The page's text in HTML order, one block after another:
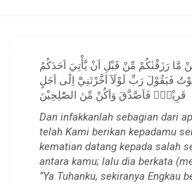
مَّا رَزَقْنٰكُمْ مِّنْ قَبْلِ اَنْ يَّأْتِيَ اَحَدَكُمُ
فَيَقُوْلَ رَبِّ لَوْلَآ اَخَّرْتَنِيْٓ اِلٰٓى اَجَلٍ
قَرِيْبٍۚ فَاَصَّدَّقَ وَاَكُنْ مِّنَ الصّٰلِحِيْنَ
Dan infakkanlah sebagian dari
telah Kami berikan kepadamu
kematian datang kepada salah
antara kamu; lalu dia berkata
“Ya Tuhanku, sekiranya Engkau